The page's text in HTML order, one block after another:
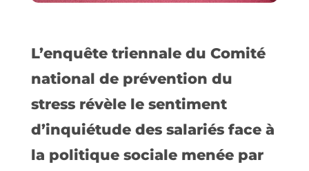
L’enquête triennale du Comité
national de prévention du
stress révèle le sentiment
d’inquiétude des salariés face à
la politique sociale menée par